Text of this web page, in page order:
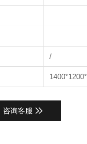
/
咨询客服